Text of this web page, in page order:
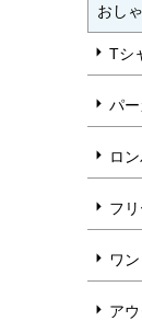
おし
Tシ
パ
ロ
フ
ワ
ア